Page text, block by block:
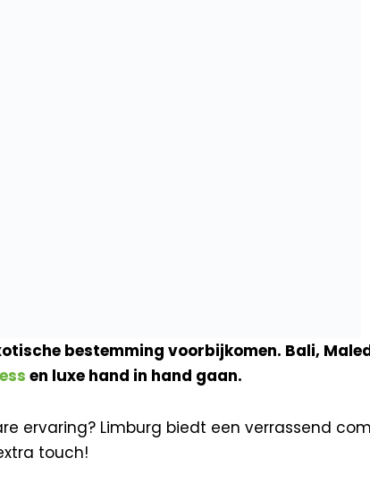
bestemming voorbijkomen. Bali,
en luxe hand in hand gaan.
ervaring? Limburg biedt een verrassend
touch!